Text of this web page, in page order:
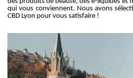
qui vous conviennent. Nous avons
CBD Lyon pour vous satisfaire !